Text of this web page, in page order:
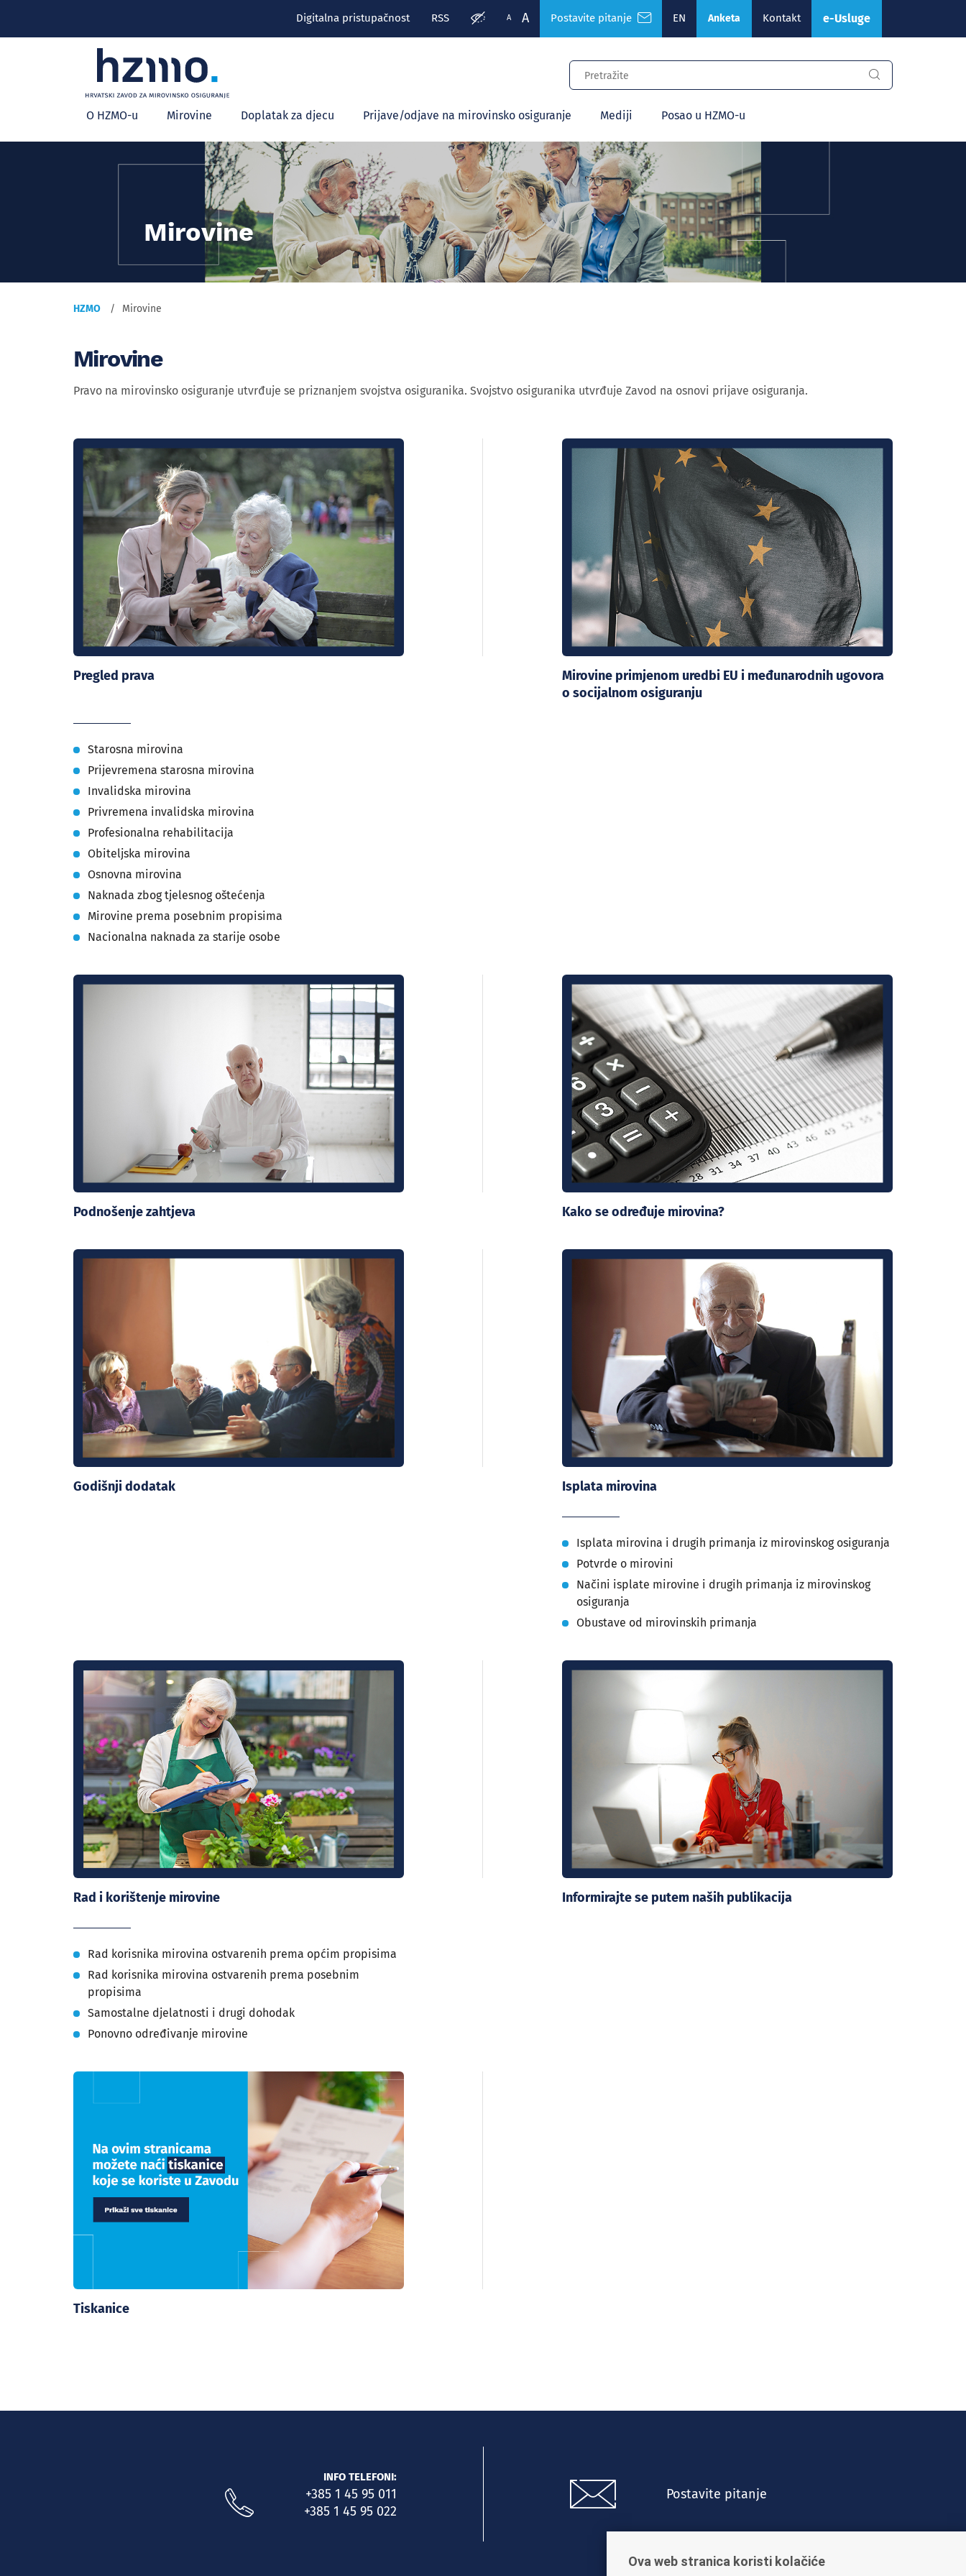
Digitalna pristupačnost RSS A A Postavite pitanje EN Anketa Kontakt e-Usluge
Glavni
izbornik
O HZMO-u Mirovine Doplatak za djecu Prijave/odjave na mirovinsko osiguranje Mediji Posao u HZMO-u
Mirovine
HZMO Mirovine
Mirovine
Pravo na mirovinsko osiguranje utvrđuje se priznanjem svojstva osiguranika. Svojstvo osiguranika utvrđuje Zavod na osnovi prijave osiguranja.
Pregled prava
Starosna mirovina
Prijevremena starosna mirovina
Invalidska mirovina
Privremena invalidska mirovina
Profesionalna rehabilitacija
Obiteljska mirovina
Osnovna mirovina
Naknada zbog tjelesnog oštećenja
Mirovine prema posebnim propisima
Nacionalna naknada za starije osobe
Mirovine primjenom uredbi EU i međunarodnih ugovora
o socijalnom osiguranju
Podnošenje zahtjeva Kako se određuje mirovina?
Godišnji dodatak Isplata mirovina
Isplata mirovina i drugih primanja iz mirovinskog osiguranja
Potvrde o mirovini
Načini isplate mirovine i drugih primanja iz mirovinskog
osiguranja
Obustave od mirovinskih primanja
Rad i korištenje mirovine
Rad korisnika mirovina ostvarenih prema općim propisima
Rad korisnika mirovina ostvarenih prema posebnim
propisima
Samostalne djelatnosti i drugi dohodak
Ponovno određivanje mirovine
Informirajte se putem naših publikacija
Tiskanice
INFO TELEFONI:
+385 1 45 95 011
+385 1 45 95 022
Postavite pitanje
Ova web stranica koristi kolačiće